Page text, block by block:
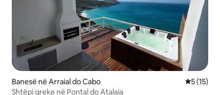
Banesë në Arraial do Cabo Vlerësimi
5 (15)
Shtëpi greke në Pontal do Atalaia